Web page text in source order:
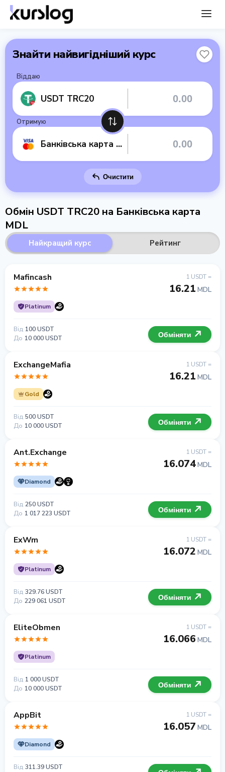
Знайти найвигідніший курс
Віддаю
USDT TRC20
Отримую
Банківська карта MDL
Очистити
Обмін USDT TRC20 на Банківська карта
MDL
Найкращий курс Рейтинг
Mafincash
Platinum
1 USDT =
16.21 MDL
Від 100 USDT
До 10 000 USDT Обміняти
ExchangeMafia
Gold
1 USDT =
16.21 MDL
Від 500 USDT
До 10 000 USDT Обміняти
Ant.Exchange
Diamond
1 USDT =
16.074MDL
Від 250 USDT
До 1 017 223 USDT Обміняти
ExWm
Platinum
1 USDT =
16.072 MDL
Від 329.76 USDT
До 229 061 USDT Обміняти
EliteObmen
Platinum
1 USDT =
16.066 MDL
Від 1 000 USDT
До 10 000 USDT Обміняти
AppBit
Diamond
1 USDT =
16.057 MDL
Від 311.39 USDT